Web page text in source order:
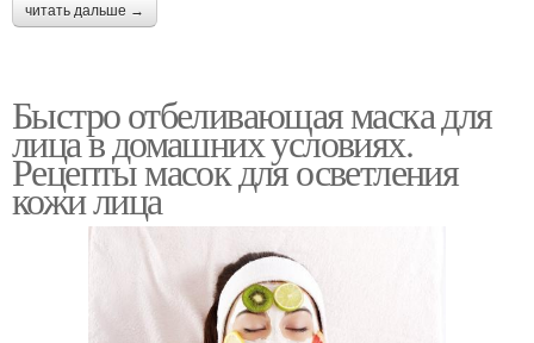
читать дальше →
Быстро отбеливающая маска для
лица в домашних условиях.
Рецепты масок для осветления
кожи лица